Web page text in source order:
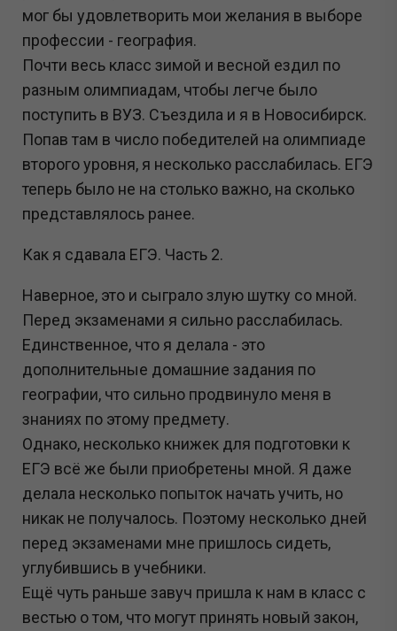
мог бы удовлетворить мои желания в выборе
профессии - география.
Почти весь класс зимой и весной ездил по
разным олимпиадам, чтобы легче было
поступить в ВУЗ. Съездила и я в Новосибирск.
Попав там в число победителей на олимпиаде
второго уровня, я несколько расслабилась. ЕГЭ
теперь было не на столько важно, на сколько
представлялось ранее.
Как я сдавала ЕГЭ. Часть 2.
Наверное, это и сыграло злую шутку со мной.
Перед экзаменами я сильно расслабилась.
Единственное, что я делала - это
дополнительные домашние задания по
географии, что сильно продвинуло меня в
знаниях по этому предмету.
Однако, несколько книжек для подготовки к
ЕГЭ всё же были приобретены мной. Я даже
делала несколько попыток начать учить, но
никак не получалось. Поэтому несколько дней
перед экзаменами мне пришлось сидеть,
углубившись в учебники.
Ещё чуть раньше завуч пришла к нам в класс с
вестью о том, что могут принять новый закон,